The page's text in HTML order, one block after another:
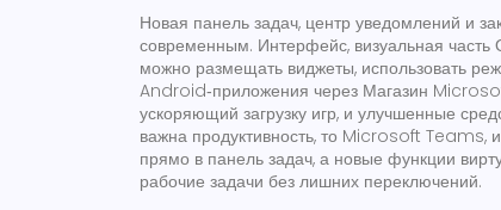
Новая панель задач, центр уведомлений и
современным. Интерфейс, визуальная
можно размещать виджеты, использовать
Android‑приложения через Магазин
ускоряющий загрузку игр, и улучшенные
важна продуктивность, то Microsoft Teams,
прямо в панель задач, а новые функции
рабочие задачи без лишних переключений.